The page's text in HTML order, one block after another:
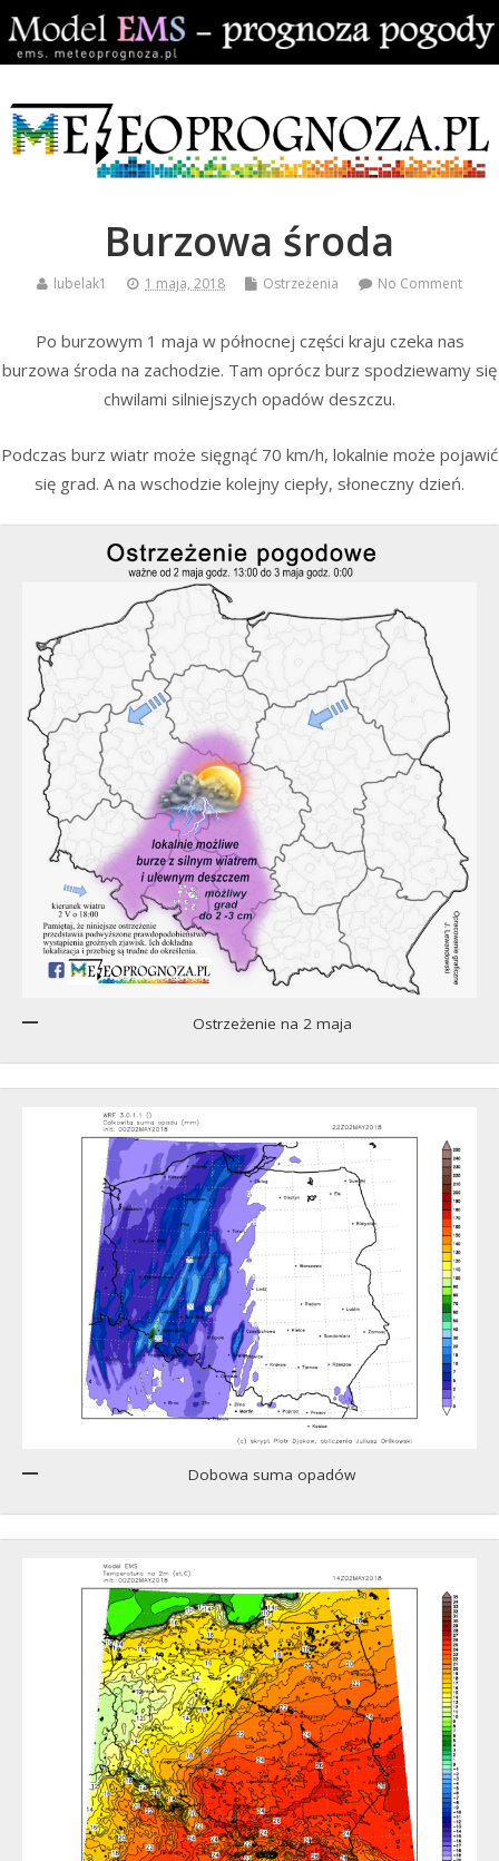
Burzowa środa
lubelak1 1 maja, 2018 Ostrzeżenia No Comment
Po burzowym 1 maja w północnej części kraju czeka nas
burzowa środa na zachodzie. Tam oprócz burz spodziewamy się
chwilami silniejszych opadów deszczu.
Podczas burz wiatr może sięgnąć 70 km/h, lokalnie może pojawić
się grad. A na wschodzie kolejny ciepły, słoneczny dzień.
Ostrzeżenie na 2 maja
Dobowa suma opadów